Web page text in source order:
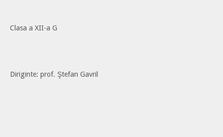
Clasa a XII-a G
Diriginte: prof. Ştefan Gavril